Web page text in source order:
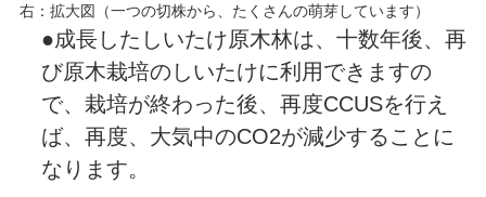
右：拡大図（一つの切株から、たくさんの萌芽しています）
●成長したしいたけ原木林は、十数年後、再
び原木栽培のしいたけに利用できますの
で、栽培が終わった後、再度CCUSを行え
ば、再度、大気中のCO2が減少することに
なります。